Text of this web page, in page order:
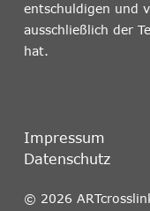
entschuldigen und
ausschließlich der
hat.
Impressum
Datenschutz
© 2026